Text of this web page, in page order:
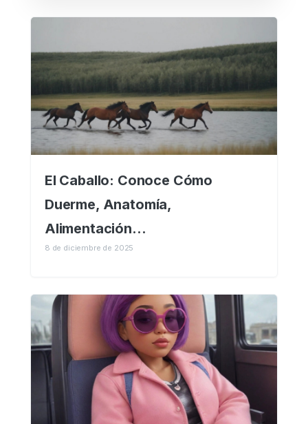
El Caballo: Conoce Cómo
Duerme, Anatomía,
Alimentación…
8 de diciembre de 2025